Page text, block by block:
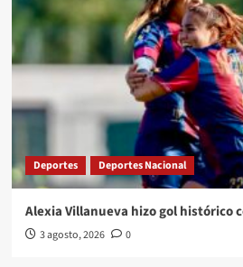
Deportes Deportes Nacional
Alexia Villanueva hizo gol histórico
3 agosto, 2026 0